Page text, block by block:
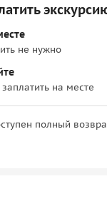
не нужно
на месте
полный